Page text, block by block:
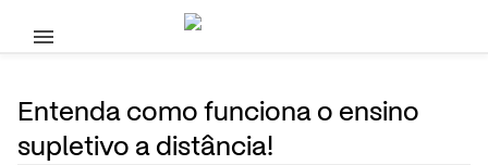
Pular para o conteúdo principal
Entenda como funciona o ensino
supletivo a distância!